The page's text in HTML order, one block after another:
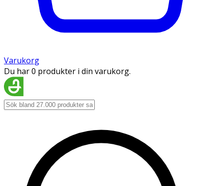
Varukorg
Du har 0 produkter i din varukorg.